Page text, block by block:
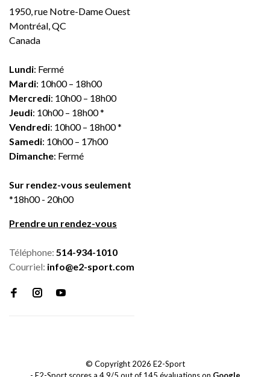
1950, rue Notre-Dame Ouest
Montréal, QC
Canada
Lundi: Fermé
Mardi: 10h00 – 18h00
Mercredi: 10h00 – 18h00
Jeudi: 10h00 – 18h00 *
Vendredi: 10h00 – 18h00 *
Samedi: 10h00 – 17h00
Dimanche: Fermé
Sur rendez-vous seulement
*18h00 - 20h00
Prendre un rendez-vous
Téléphone: 514-934-1010
Courriel: info@e2-sport.com
© Copyright 2026 E2-Sport